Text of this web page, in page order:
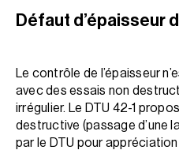
Défaut d’épaisseur
Le contrôle de l’épaisseur
avec des essais non
irrégulier. Le DTU 42-1
destructive (passage d’une
par le DTU pour